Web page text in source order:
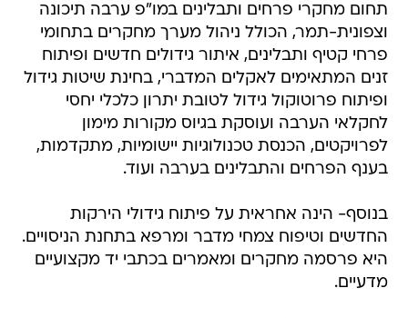
תחום מחקרי פרחים ותבלינים במו"פ ערבה תיכונה
וצפונית-תמר, הכולל ניהול מערך מחקרים בתחומי
פרחי קטיף ותבלינים, איתור גידולים חדשים ופיתוח
זנים המתאימים לאקלים המדברי, בחינת שיטות גידול
ופיתוח פרוטוקול גידול לטובת יתרון כלכלי יחסי
לחקלאי הערבה ועוסקת בגיוס מקורות מימון
לפרויקטים, הכנסת טכנולוגיות יישומיות, מתקדמות,
בענף הפרחים והתבלינים בערבה ועוד.
בנוסף- הינה אחראית על פיתוח גידולי הירקות
החדשים וטיפוח צמחי מדבר ומרפא בתחנת הניסויים.
היא פרסמה מחקרים ומאמרים בכתבי יד מקצועיים
מדעיים.